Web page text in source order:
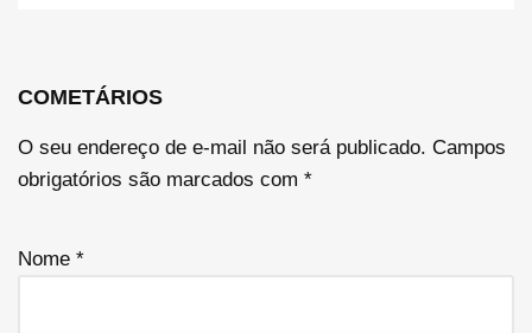
COMETÁRIOS
O seu endereço de e-mail não será publicado. Campos
obrigatórios são marcados com *
Nome *